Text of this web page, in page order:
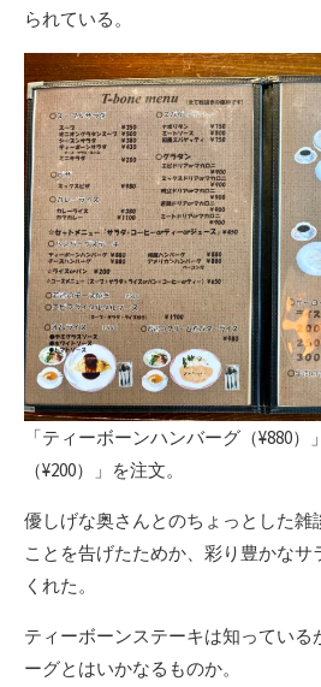
られている。
「ティーボーンハンバーグ（¥880
（¥200）」を注文。
優しげな奥さんとのちょっとした雑
ことを告げたためか、彩り豊かなサ
くれた。
ティーボーンステーキは知ってい
ーグとはいかなるものか。